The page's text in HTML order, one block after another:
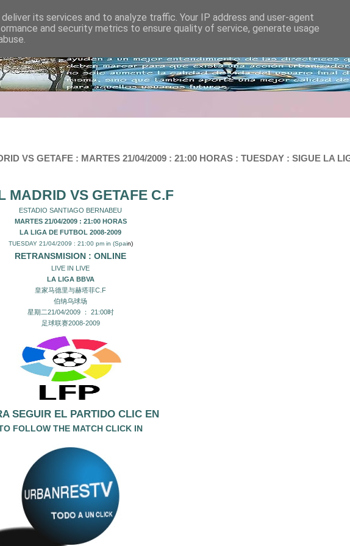
VS GETAFE : MARTES 21/04/2009 : 21:00 HORAS : TUESDAY : SIGUE LA
MADRID VS GETAFE C.F
ESTADIO SANTIAGO BERNABEU
MARTES 21/04/2009 : 21:00 HORAS
LA LIGA DE FUTBOL 2008-2009
TUESDAY 21/04/2009 : 21:00 pm in (Spain)
RETRANSMISION : ONLINE
LIVE IN LIVE
LA LIGA BBVA
皇家马德里与赫塔菲C.F
伯纳乌球场
星期二21/04/2009 ： 21:00时
足球联赛2008-2009
SEGUIR EL PARTIDO CLIC EN
FOLLOW THE MATCH CLICK IN
its services and to analyze traffic. Your IP address and user-agent
and security metrics to ensure quality of service, generate usage